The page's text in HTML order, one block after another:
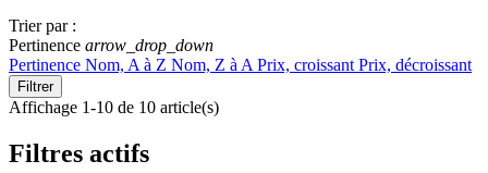
Trier par :
Pertinence arrow_drop_down
Pertinence Nom, A à Z Nom, Z à A Prix, croissant Prix, décroissant
Filtrer
Affichage 1-10 de 10 article(s)
Filtres actifs